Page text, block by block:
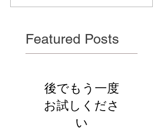
Featured Posts
後でもう一度
お試しくださ
い